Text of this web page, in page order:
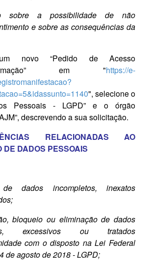
sobre a possibilidade de não
e sobre as consequências da
um novo “Pedido de Acesso
em "https://e-
", selecione o
Pessoais - LGPD” e o órgão
descrevendo a sua solicitação.
RELACIONADAS AO
DE DADOS PESSOAIS
dados incompletos, inexatos
bloqueio ou eliminação de dados
excessivos ou tratados
com o disposto na Lei Federal
de agosto de 2018 - LGPD;